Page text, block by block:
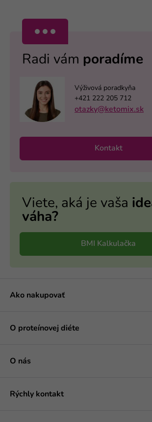
Radi vám poradíme
Výživová poradkyňa
+421 222 205 712
otazky@ketomix.sk
Kontakt
Viete, aká je vaša
váha?
BMI Kalkulačka
Ako nakupovať
O proteínovej diéte
O nás
Rýchly kontakt